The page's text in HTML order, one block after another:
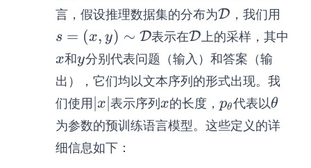
言，假设推理数据集的分布为\mathcal{D}
D ，我们用
s = (x, y) ∼ D表示在\mathcal{D}
D 上的采样，其中
x和y
y分别代表问题（输入）和答案（输
出），它们均以文本序列的形式出现。我
们使用 |x|
∣x∣表示序列 x
x的长度， p_{\theta}
pθ代表以θ
为参数的预训练语言模型。这些定义的详
细信息如下：